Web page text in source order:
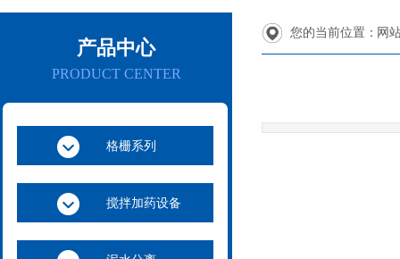
您的当前位置： 网
格栅系列
搅拌加药设备
PRODUCT CENTER
产品中心